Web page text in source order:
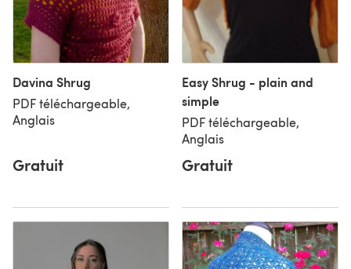
Davina Shrug
PDF téléchargeable,
Anglais
Gratuit
Easy Shrug - plain and
simple
PDF téléchargeable,
Anglais
Gratuit